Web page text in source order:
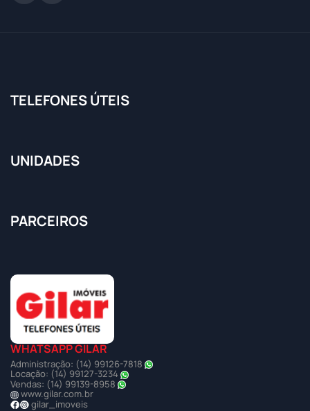
TELEFONES ÚTEIS
UNIDADES
PARCEIROS
WHATSAPP GILAR
Administração: (14) 99126-7818
Locação: (14) 99127-3234
Vendas: (14) 99139-8958
www.gilar.com.br
gilar_imoveis